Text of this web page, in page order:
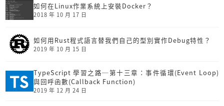
如何在Linux作業系統上安裝Docker？
2018 年 10 月 17 日
如何用Rust程式語言替我們自己的型別實作Debug特性？
2019 年 10 月 15 日
TypeScript 學習之路─第十三章：事件循環(Event Loop)
與回呼函數(Callback Function)
2019 年 12 月 24 日